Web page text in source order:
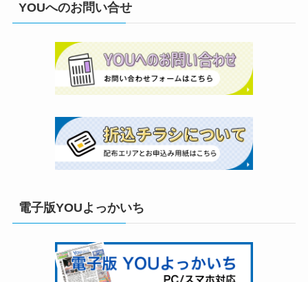
YOUへのお問い合せ
電子版YOUよっかいち